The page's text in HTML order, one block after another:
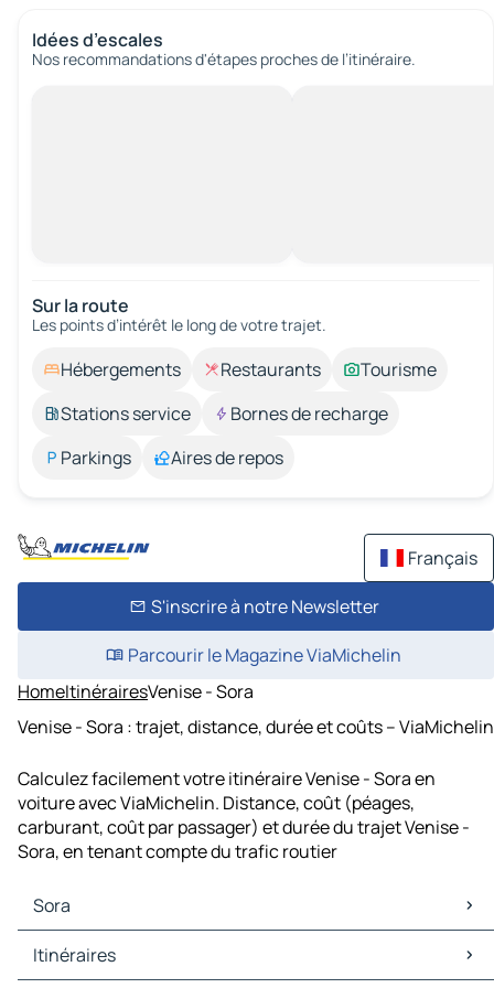
Idées d’escales
Nos recommandations d'étapes proches de l’itinéraire.
Sur la route
Les points d’intérêt le long de votre trajet.
Hébergements Restaurants
Tourisme
Stations service
Bornes de recharge
Parkings
Aires de repos
Français
S'inscrire à notre Newsletter
Parcourir le Magazine ViaMichelin
HomeItinérairesVenise - Sora
Venise - Sora : trajet, distance, durée et coûts – ViaMichelin
Calculez facilement votre itinéraire Venise - Sora en
voiture avec ViaMichelin. Distance, coût (péages,
carburant, coût par passager) et durée du trajet Venise -
Sora, en tenant compte du trafic routier
Sora
Sora Cartes et plans
Sora Trafic
Itinéraires